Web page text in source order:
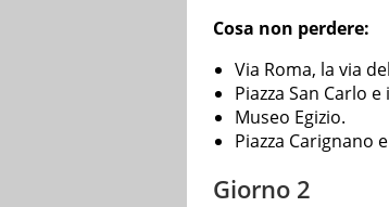
Cosa non perdere:
Via Roma, la via
Piazza San Carlo
Museo Egizio.
Piazza Carignano
Giorno 2